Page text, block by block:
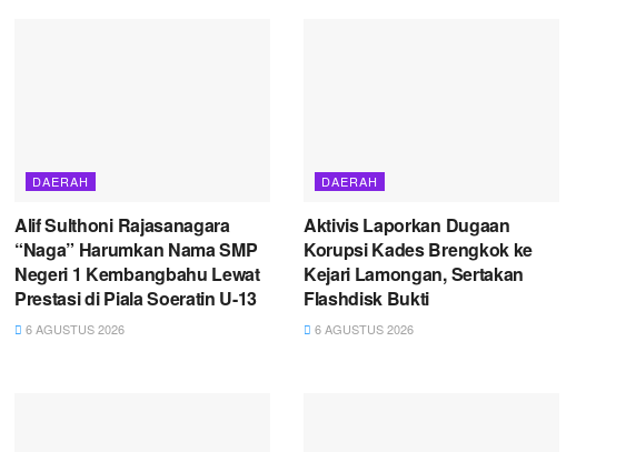
DAERAH
Alif Sulthoni Rajasanagara
“Naga” Harumkan Nama SMP
Negeri 1 Kembangbahu Lewat
Prestasi di Piala Soeratin U-13
6 AGUSTUS 2026
DAERAH
Aktivis Laporkan Dugaan
Korupsi Kades Brengkok ke
Kejari Lamongan, Sertakan
Flashdisk Bukti
6 AGUSTUS 2026